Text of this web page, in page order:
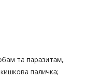
та паразитам,
паличка;